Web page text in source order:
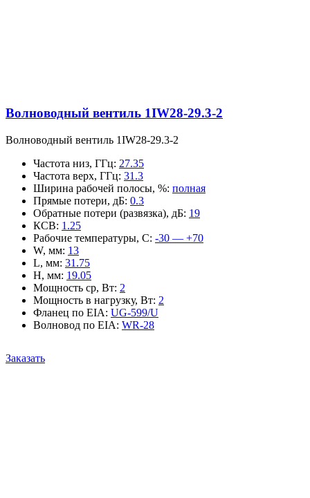
Волноводный вентиль 1IW28-29.3-2
Волноводный вентиль 1IW28-29.3-2
Частота низ, ГГц: 27.35
Частота верх, ГГц: 31.3
Ширина рабочей полосы, %: полная
Прямые потери, дБ: 0.3
Обратные потери (развязка), дБ: 19
КСВ: 1.25
Рабочие температуры, С: -30 — +70
W, мм: 13
L, мм: 31.75
H, мм: 19.05
Мощность ср, Вт: 2
Мощность в нагрузку, Вт: 2
Фланец по EIA: UG-599/U
Волновод по EIA: WR-28
Заказать